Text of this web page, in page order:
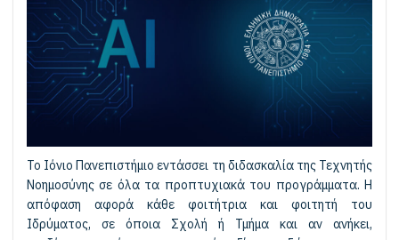
Το Ιόνιο Πανεπιστήμιο εντάσσει τη διδασκαλία της Τεχνητής
Νοημοσύνης σε όλα τα προπτυχιακά του προγράμματα. Η
απόφαση αφορά κάθε φοιτήτρια και φοιτητή του
Ιδρύματος, σε όποια Σχολή ή Τμήμα και αν ανήκει,